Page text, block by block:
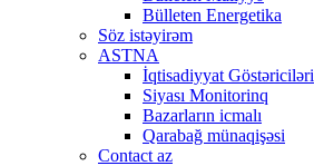
Bülleten Energetika
Söz istəyirəm
ASTNA
İqtisadiyyat Göstəriciləri
Siyası Monitorinq
Bazarların icmalı
Qarabağ münaqişəsi
Contact az